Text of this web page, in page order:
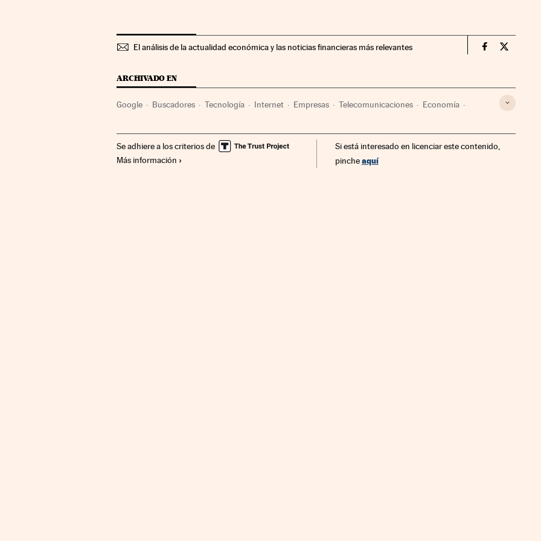
El análisis de la actualidad económica y las noticias financieras más relevantes Companias
ARCHIVADO EN
Google Buscadores Tecnología Internet Empresas Telecomunicaciones Economía
Se adhiere a los criterios de
Más información
Si está interesado en licenciar este contenido,
pincheaquí